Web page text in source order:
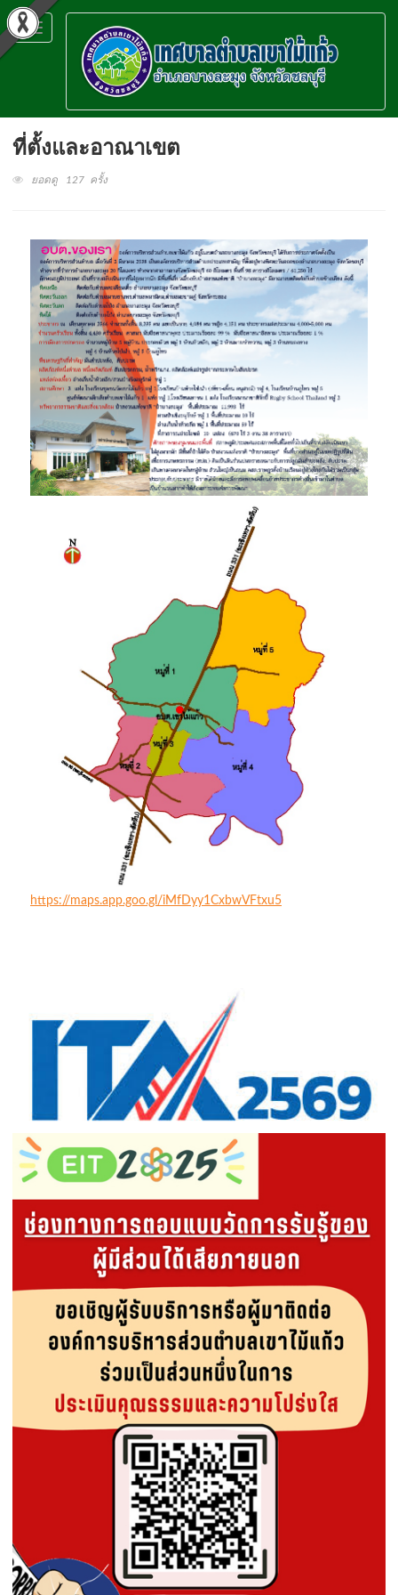
Toggle
navigation
ที่ตั้งและอาณาเขต
ยอดดู 127 ครั้ง
https://maps.app.goo.gl/iMfDyy1CxbwVFtxu5